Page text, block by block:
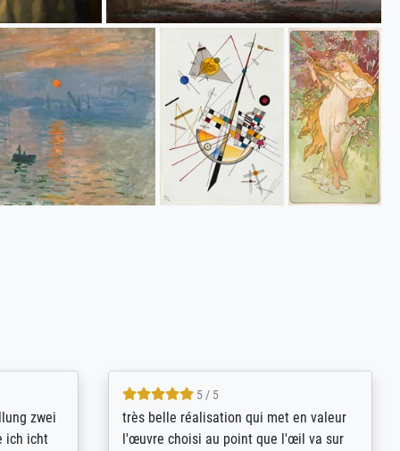
to
5 / 5
eine große Auswahl an Bildern und
deren Reproduktionsmöglichkeiten;